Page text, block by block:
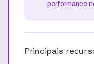
performance
Principais